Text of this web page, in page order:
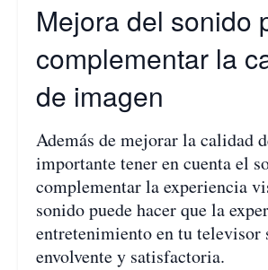
Mejora del sonido
complementar la
de imagen
Además de mejorar la calidad
importante tener en cuenta el
complementar la experiencia
sonido puede hacer que la
entretenimiento en tu televisor
envolvente y satisfactoria.